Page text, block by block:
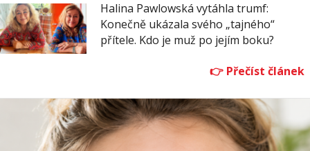
Halina Pawlowská vytáhla trumf:
Konečně ukázala svého „tajného“
přítele. Kdo je muž po jejím boku?